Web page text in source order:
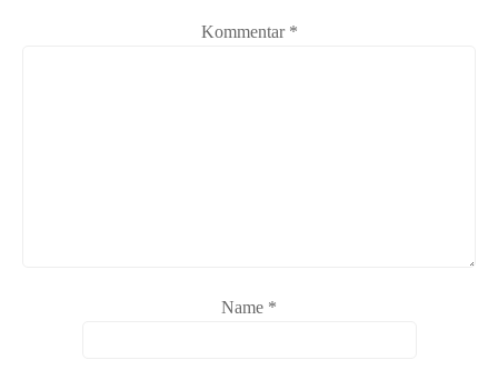
Kommentar *
Name *